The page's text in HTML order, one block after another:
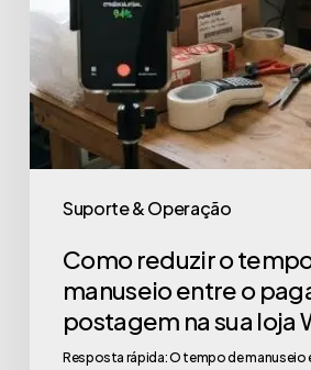
Suporte & Operação
Como reduzir o
manuseio entre o
postagem na sua loja
Resposta rápida: O tempo de manuseio